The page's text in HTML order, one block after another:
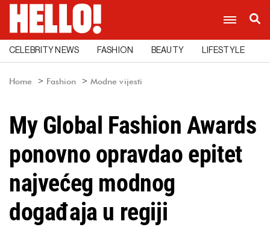
CELEBRITY NEWS FASHION BEAUTY LIFESTYLE
Home Fashion Modne vijesti
My Global Fashion Awards
ponovno opravdao epitet
najvećeg modnog
događaja u regiji